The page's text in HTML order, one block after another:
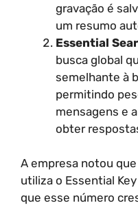
gravação é
um resumo
Essential
busca global
semelhante à
permitindo
mensagens e
obter
A empresa notou
utiliza o Essential
que esse número